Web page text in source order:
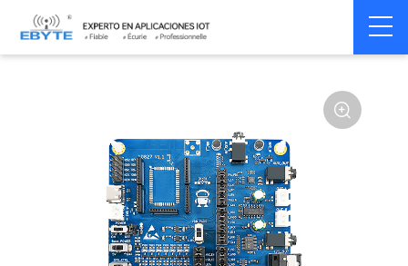
Home > Module > Test kits >
